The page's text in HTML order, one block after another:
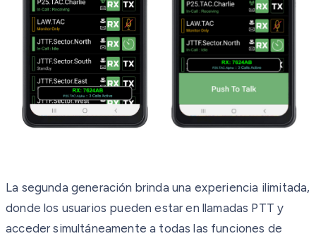
La segunda generación brinda una experiencia ilimitada,
donde los usuarios pueden estar en llamadas PTT y
acceder simultáneamente a todas las funciones de